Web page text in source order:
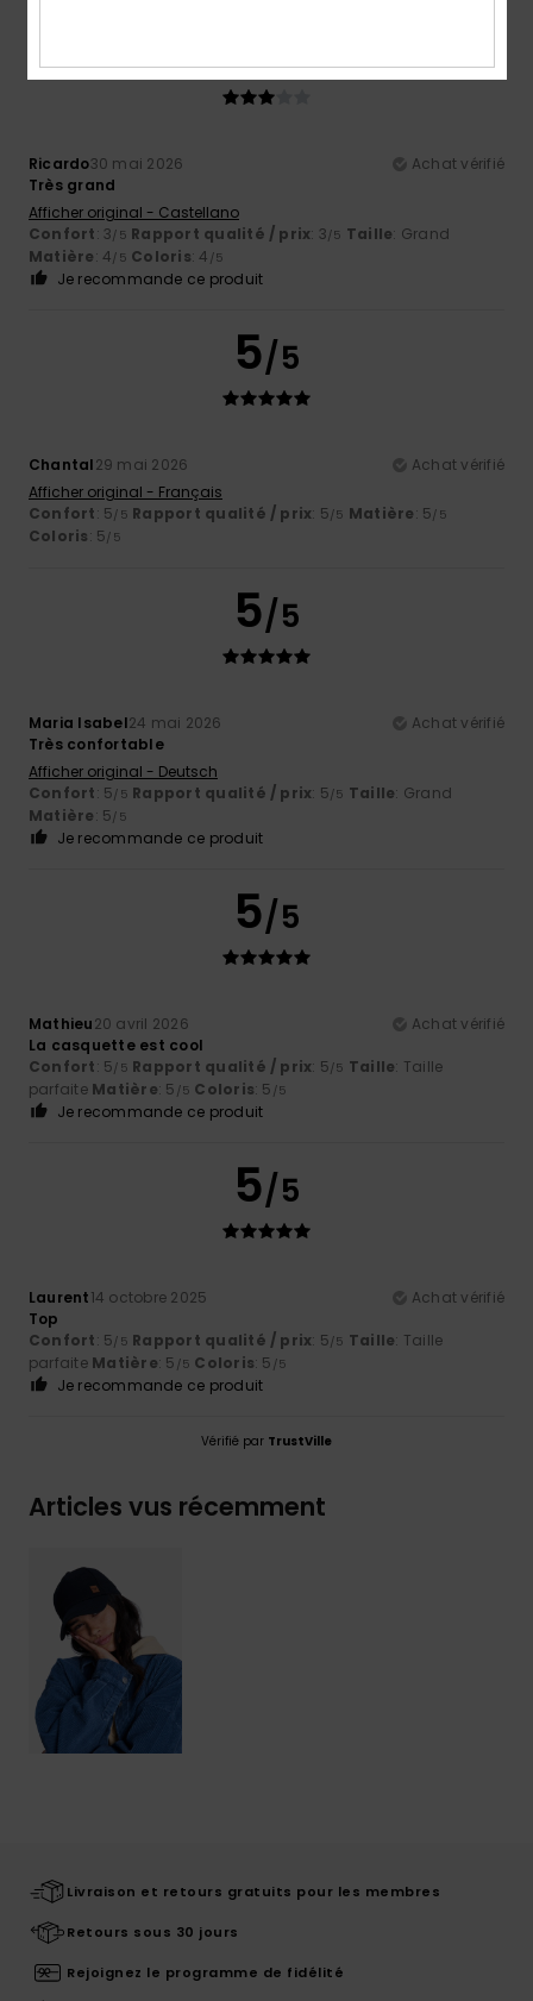
3/5
Ricardo30 mai 2026
Achat vérifié
Très grand
Afficher original - Castellano
Confort: 3/5 Rapport qualité / prix: 3/5 Taille: Grand
Matière: 4/5 Coloris: 4 /5
Je recommande ce produit
5/5
Chantal29 mai 2026
Achat vérifié
Afficher original - Français
Confort: 5/5 Rapport qualité / prix: 5/5 Matière: 5/5
Coloris: 5/5
5/5
Maria Isabel24 mai 2026
Achat vérifié
Très confortable
Afficher original - Deutsch
Confort: 5/5 Rapport qualité / prix: 5/5 Taille: Grand
Matière: 5/5
Je recommande ce produit
5/5
Mathieu20 avril 2026
Achat vérifié
La casquette est cool
Confort: 5/5 Rapport qualité / prix: 5/5 Taille: Taille
parfaite Matière: 5 /5 Coloris: 5 /5
Je recommande ce produit
5/5
Laurent14 octobre 2025
Achat vérifié
Top
Confort: 5/5 Rapport qualité / prix: 5/5 Taille: Taille
parfaite Matière: 5 /5 Coloris: 5 /5
Je recommande ce produit
Vérifié par TrustVille
Articles vus récemment
Livraison et retours gratuits pour les membres
Retours sous 30 jours
Rejoignez le programme de fidélité